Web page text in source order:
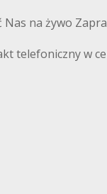
na żywo
telefoniczny w